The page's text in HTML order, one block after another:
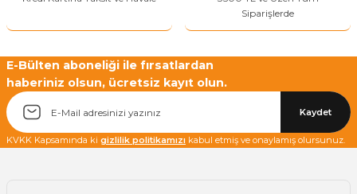
Siparişlerde
E-Bülten aboneliği ile fırsatlardan
haberiniz olsun, ücretsiz kayıt olun.
Kaydet
KVKK Kapsamında ki gizlilik politikamızı kabul etmiş ve onaylamış olursunuz.